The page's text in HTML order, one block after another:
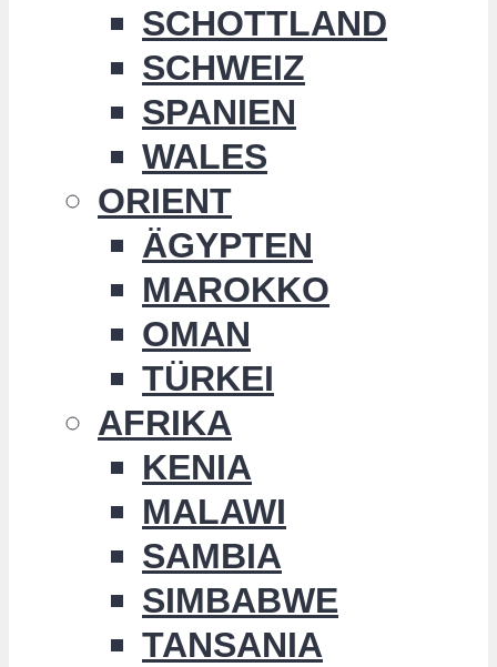
SCHOTTLAND
SCHWEIZ
SPANIEN
WALES
ORIENT
ÄGYPTEN
MAROKKO
OMAN
TÜRKEI
AFRIKA
KENIA
MALAWI
SAMBIA
SIMBABWE
TANSANIA